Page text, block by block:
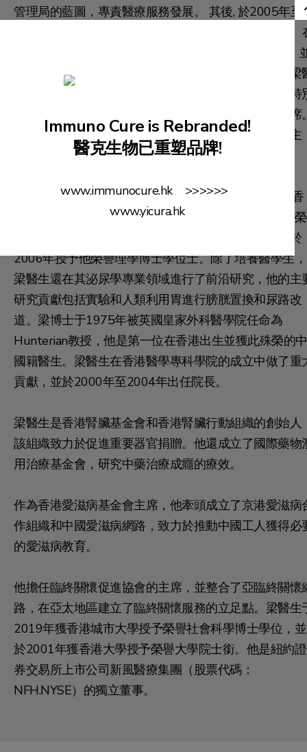
管理局的藍圖，專責醫療服務發展。 其後, 於2005年至
2012年, 他擔任香港特別行政區行政會議非官守議員。
2009年至2015年期間擔任香港大學校務委員會主席，
在任期內領導成立了位於深圳的香港大學深圳醫院。梁
生亦曾擔任標準工時委員會主席。其他公職包括香港特
行政區安老事務委員會主席、人類生殖科技管理局主席
現任香港愛滋病基金會的主席及臨終關懷促進協會的主
梁醫生畢在香港大學外科部門工作了16年，他現在是香
港大學外科榮譽教授, 香港大學校董會成員和香港大學榮
譽院士。為表彰他對醫學界和香港社會的貢獻，港大於
2006年授予他榮譽理學博士學位士。除了培養醫學生，
梁醫生還在其泌尿學專業領域進行了前沿研究，他的主
研究貢獻包括實驗和人類利用胃進行膀胱置換和尿路改
道。梁博士于1975年被英國皇家外科醫學院任命為
Hunterian教授，他是第一位在香港出生並獲此殊榮的中
國籍醫生。梁醫生在香港醫學專科學院的成立中做了重
貢獻，並於2000年至2004年出任院長。
梁醫生是香港腎臟基金會和香港腎臟行動組織的創始人
該組織致力於促進重要器官捐贈。他還成立了國際藥物
用治療基金會，研究中藥治療成癮的療效。
作為香港愛滋病基金會主席，他牽頭成立了京港愛滋病
作組織和中國愛滋病網路，致力於推動中國工人獲得必
的愛滋病教育。
他擔任臨終關懷促進協會的主席，並整合了亞臨終關懷
路，在亞太地區建立了臨終關懷服務的立足點。梁醫生
2019年獲香港城市大學授予榮譽社會科學博士學位，並
於2001年獲香港大學授予榮譽大學院士銜。他是紐約證
券交易所上市公司新風醫療集團（股票代碼：
NFH.NYSE）的獨立董事。
Immuno Cure is Rebranded!
醫克生物已重塑品牌!
www.immunocure.hk >>>>>>
www.yicura.hk